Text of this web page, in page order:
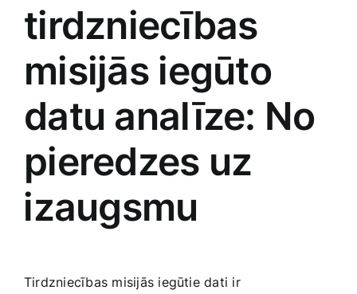
tirdzniecības
misijās iegūto
datu analīze: No
pieredzes uz
⁤izaugsmu
Tirdzniecības ​misijās iegūtie dati ir